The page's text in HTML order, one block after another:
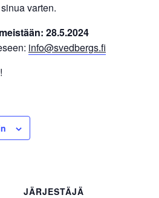
varten.
28.5.2024
info@svedbergs.fi
JÄRJESTÄJÄ